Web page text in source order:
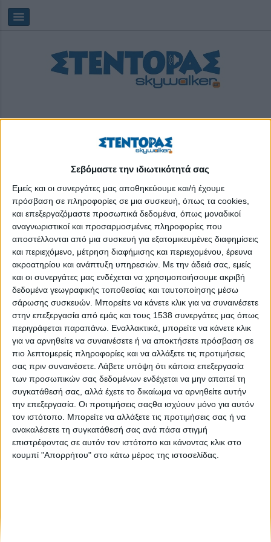
Σεβόμαστε την ιδιωτικότητά σας
Εμείς και οι συνεργάτες μας αποθηκεύουμε και/ή έχουμε
πρόσβαση σε πληροφορίες σε μια συσκευή, όπως τα cookies,
και επεξεργαζόμαστε προσωπικά δεδομένα, όπως μοναδικοί
αναγνωριστικοί και προσαρμοσμένες πληροφορίες που
αποστέλλονται από μια συσκευή για εξατομικευμένες διαφημίσεις
και περιεχόμενο, μέτρηση διαφήμισης και περιεχομένου, έρευνα
ακροατηρίου και ανάπτυξη υπηρεσιών. Με την άδειά σας, εμείς
και οι συνεργάτες μας ενδέχεται να χρησιμοποιήσουμε ακριβή
δεδομένα γεωγραφικής τοποθεσίας και ταυτοποίησης μέσω
σάρωσης συσκευών. Μπορείτε να κάνετε κλικ για να συναινέσετε
στην επεξεργασία από εμάς και τους 1538 συνεργάτες μας όπως
περιγράφεται παραπάνω. Εναλλακτικά, μπορείτε να κάνετε κλικ
για να αρνηθείτε να συναινέσετε ή να αποκτήσετε πρόσβαση σε
πιο λεπτομερείς πληροφορίες και να αλλάξετε τις προτιμήσεις
σας πριν συναινέσετε. Λάβετε υπόψη ότι κάποια επεξεργασία
των προσωπικών σας δεδομένων ενδέχεται να μην απαιτεί τη
συγκατάθεσή σας, αλλά έχετε το δικαίωμα να αρνηθείτε αυτήν
την επεξεργασία. Οι προτιμήσεις σαςθα ισχύουν μόνο για αυτόν
τον ιστότοπο. Μπορείτε να αλλάξετε τις προτιμήσεις σας ή να
ανακαλέσετε τη συγκατάθεσή σας ανά πάσα στιγμή
επιστρέφοντας σε αυτόν τον ιστότοπο και κάνοντας κλικ στο
κουμπί "Απορρήτου" στο κάτω μέρος της ιστοσελίδας.
Πέμπτη, 06/08/202603:45:33
μισθός
Στα Social Media - 1
Στα Social Media 11-18 Φεβρουαρίου 2019
Στα Social Media, 13-20 Μαΐου 2019
None feed